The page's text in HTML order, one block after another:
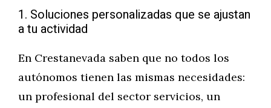
1. Soluciones personalizadas que se ajustan
a tu actividad
En Crestanevada saben que no todos los
autónomos tienen las mismas necesidades:
un profesional del sector servicios, un